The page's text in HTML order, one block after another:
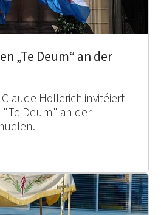
„Te Deum“ an der
Hollerich invitéiert
Deum" an der